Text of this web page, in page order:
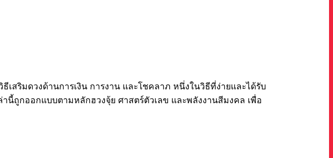
สริมดวงด้านการเงิน การงาน และโชคลาภ หนึ่งในวิธีที่ง่ายและได้รับ
นี้ถูกออกแบบตามหลักฮวงจุ้ย ศาสตร์ตัวเลข และพลังงานสีมงคล เพื่อ